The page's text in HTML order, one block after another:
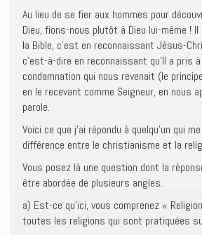
Au lieu de se fier aux hommes pour
Dieu, fions-nous plutôt à Dieu lui-même ! Il
la Bible, c’est en reconnaissant Jésus-
c’est-à-dire en reconnaissant qu’Il a pris
condamnation qui nous revenait (le
en le recevant comme Seigneur, en nous
parole.
Voici ce que j’ai répondu à quelqu’un qui
différence entre le christianisme et la
Vous posez là une question dont la
être abordée de plusieurs angles.
a) Est-ce qu’ici, vous comprenez «
toutes les religions qui sont pratiquées